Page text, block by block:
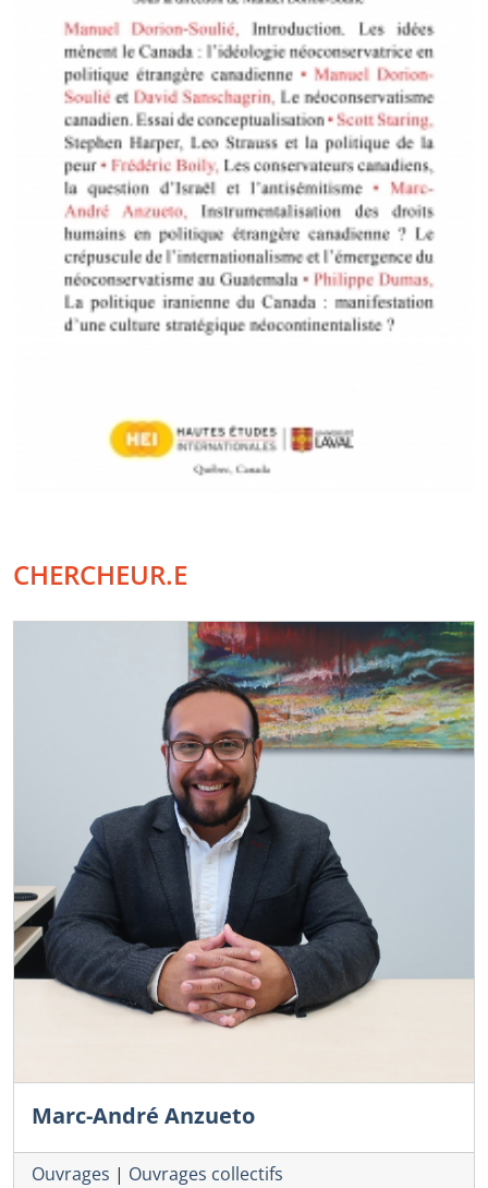
CHERCHEUR.E
Marc-André Anzueto
Ouvrages | Ouvrages collectifs